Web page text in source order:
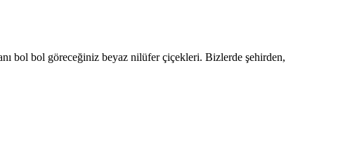
bol bol göreceğiniz beyaz nilüfer çiçekleri. Bizlerde şehirden,